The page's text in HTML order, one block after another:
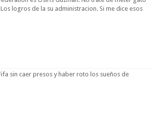
logros de la su administracion. Si me dice esos
sin caer presos y haber roto los sueños de